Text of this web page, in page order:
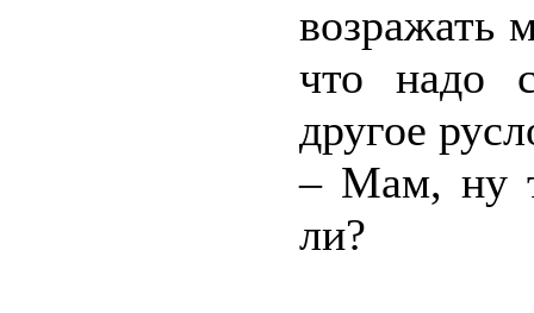
возражать
что надо
другое
– Мам, ну
ли?